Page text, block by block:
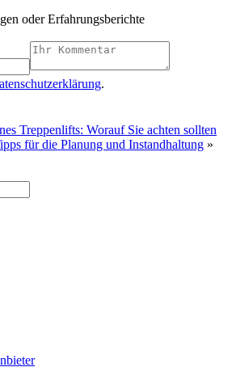
oder Erfahrungsberichte
.
Treppenlifts: Worauf Sie achten sollten
für die Planung und Instandhaltung »